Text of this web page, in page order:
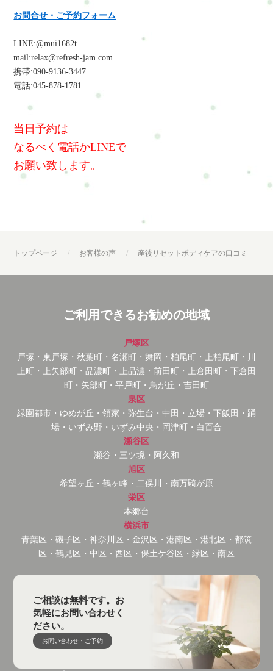
お問合せ・ご予約フォーム
LINE:@mui1682t
mail:relax@refresh-jam.com
携帯:090-9136-3447
電話:045-878-1781
当日予約は
なるべく電話かLINEで
お願い致します。
トップページ お客様の声 産後リセットボディケアの口コミ
ご利用できるお勧めの地域
戸塚区
戸塚・東戸塚・秋葉町・名瀬町・舞岡・柏尾町・上柏尾町・川
上町・上矢部町・品濃町・上品濃・前田町・上倉田町・下倉田
町・矢部町・平戸町・鳥が丘・吉田町
泉区
緑園都市・ゆめが丘・領家・弥生台・中田・立場・下飯田・踊
場・いずみ野・いずみ中央・岡津町・白百合
瀬谷区
瀬谷・三ツ境・阿久和
旭区
希望ヶ丘・鶴ヶ峰・二俣川・南万騎が原
栄区
本郷台
横浜市
青葉区・磯子区・神奈川区・金沢区・港南区・港北区・都筑
区・鶴見区・中区・西区・保土ケ谷区・緑区・南区
ご相談は無料です。お
気軽にお問い合わせく
ださい。
お問い合わせ・ご予約